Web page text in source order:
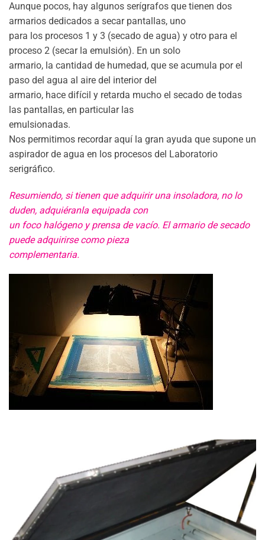
Aunque pocos, hay algunos serígrafos que tienen dos
armarios dedicados a secar pantallas, uno
para los procesos 1 y 3 (secado de agua) y otro para el
proceso 2 (secar la emulsión). En un solo
armario, la cantidad de humedad, que se acumula por el
paso del agua al aire del interior del
armario, hace difícil y retarda mucho el secado de todas
las pantallas, en particular las
emulsionadas.
Nos permitimos recordar aquí la gran ayuda que supone un
aspirador de agua en los procesos del Laboratorio
serigráfico.
Resumiendo, si tienen que adquirir una insoladora, no lo
duden, adquiéranla equipada con
un foco halógeno y prensa de vacío. El armario de secado
puede adquirirse como pieza
complementaria.